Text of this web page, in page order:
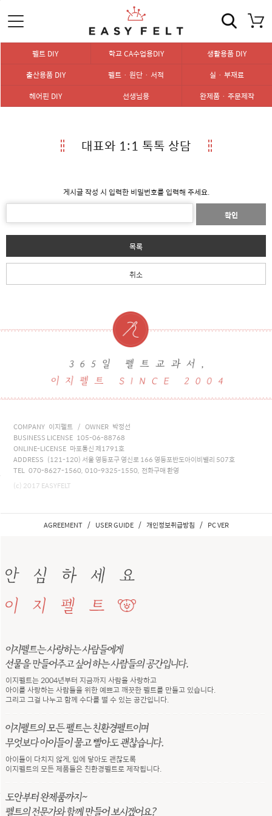
펠트 DIY 학교 CA수업용DIY
생활용품 DIY
출산용품 DIY
펠트 · 원단 · 서적
실 · 부재료
헤어핀 DIY
선생님용 완제품 · 주문제작
대표와 1:1 톡톡 상담
게시글 작성 시 입력한 비밀번호를 입력해 주세요.
확인
목록
취소
COMPANY 이지펠트 / OWNER 박정선
BUSINESS LICENSE 105-06-88768
ONLINE-LICENSE 마포통신 제1791호
ADDRESS (121-120) 서울 영등포구 영신로 166 영등포반도아이비밸리 507호
TEL 070-8627-1560, 010-9325-1550, 전화구매 환영
(c) 2017 EASYFELT
AGREEMENT / USER GUIDE / 개인정보취급방침 / PC VER
이지펠트는 2004년부터 지금까지 사람을 사랑하고
아이를 사랑하는 사람들을 위한 예쁘고 깨끗한 펠트를 만들고 있습니다.
그리고 그걸 나누고 함께 수다를 떨 수 있는 공간입니다.
아이들이 다치지 않게, 입에 닿아도 괜찮도록
이지펠트의 모든 제품들은 친환경펠트로 제작됩니다.